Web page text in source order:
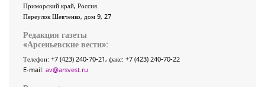
Приморский край, Россия
Переулок Шевченко, дом 9, 27
Редакция газеты
«Арсеньевские вести»:
Телефон: +7 (423) 240-70-21, факс: +7 (423) 240-70-22
E-mail: av@arsvest.ru